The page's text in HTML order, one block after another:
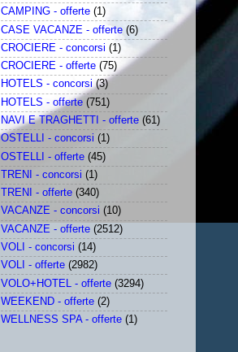
CAMPING - offerte (1)
CASE VACANZE - offerte (6)
CROCIERE - concorsi (1)
CROCIERE - offerte (75)
HOTELS - concorsi (3)
HOTELS - offerte (751)
NAVI E TRAGHETTI - offerte (61)
OSTELLI - concorsi (1)
OSTELLI - offerte (45)
TRENI - concorsi (1)
TRENI - offerte (340)
VACANZE - concorsi (10)
VACANZE - offerte (2512)
VOLI - concorsi (14)
VOLI - offerte (2982)
VOLO+HOTEL - offerte (3294)
WEEKEND - offerte (2)
WELLNESS SPA - offerte (1)